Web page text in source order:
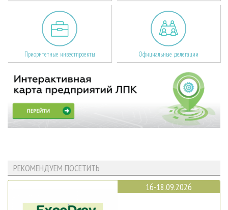
Приоритетные инвестпроекты Официальные делегации
РЕКОМЕНДУЕМ ПОСЕТИТЬ
16-18.09.2026